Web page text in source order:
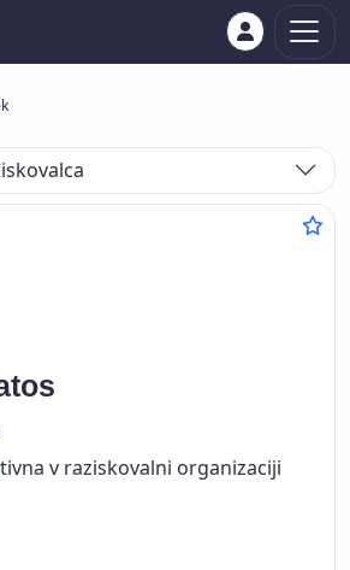
v raziskovalni organizaciji